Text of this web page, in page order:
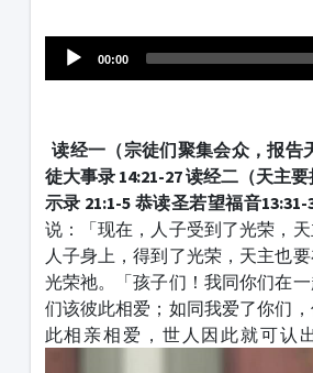
Player
00:00
读经一（宗徒们聚集会众，报告
徒大事录 14:21-27读经二（天主
示录 21:1-5 恭读圣若望福音13:31-
说：「现在，人子受到了光荣，
人子身上，得到了光荣，天主也
光荣祂。「孩子们！我同你们在
们该彼此相爱；如同我爱了你们
此相亲相爱，世人因此就可认